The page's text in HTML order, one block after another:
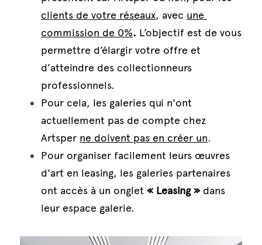
clients de votre réseaux, avec une
commission de 0%. L’objectif est de vous
permettre d’élargir votre offre et
d’atteindre des collectionneurs
professionnels.
Pour cela, les galeries qui n'ont
actuellement pas de compte chez
Artsper ne doivent pas en créer un.
Pour organiser facilement leurs œuvres
d'art en leasing, les galeries partenaires
ont accès à un onglet « Leasing » dans
leur espace galerie.